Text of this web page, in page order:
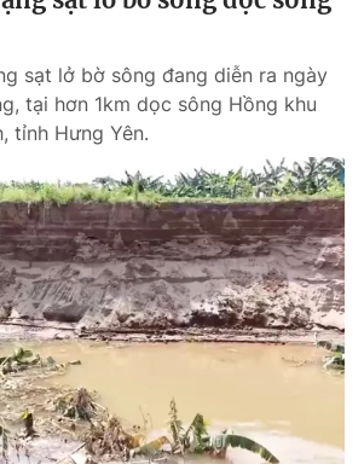
sạt lở bờ sông đang diễn ra ngày
tại hơn 1km dọc sông Hồng khu
tỉnh Hưng Yên.